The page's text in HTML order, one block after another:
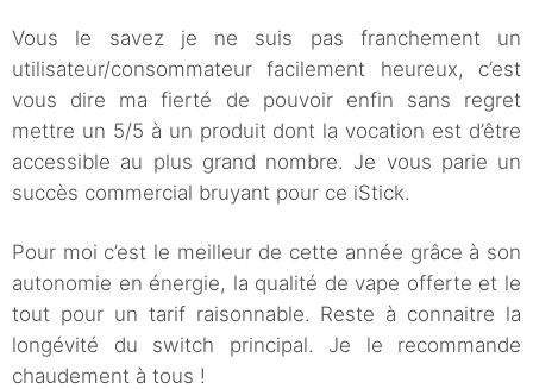
Vous le savez je ne suis pas franchement un
utilisateur/consommateur facilement heureux, c’est
vous dire ma fierté de pouvoir enfin sans regret
mettre un 5/5 à un produit dont la vocation est d’être
accessible au plus grand nombre. Je vous parie un
succès commercial bruyant pour ce iStick.
Pour moi c’est le meilleur de cette année grâce à son
autonomie en énergie, la qualité de vape offerte et le
tout pour un tarif raisonnable. Reste à connaitre la
longévité du switch principal. Je le recommande
chaudement à tous !